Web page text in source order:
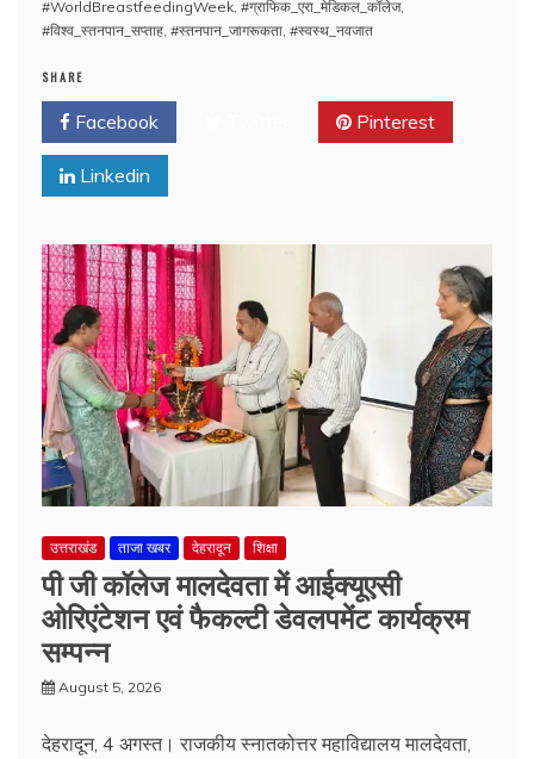
#WorldBreastfeedingWeek, #ग्राफिक_एरा_मेडिकल_कॉलेज,
#विश्व_स्तनपान_सप्ताह, #स्तनपान_जागरूकता, #स्वस्थ_नवजात
SHARE
Facebook Pinterest
Linkedin
उत्तराखंड ताजा खबर देहरादून शिक्षा
पी जी कॉलेज मालदेवता में आईक्यूएसी
ओरिएंटेशन एवं फैकल्टी डेवलपमेंट कार्यक्रम
सम्पन्न
August 5, 2026
देहरादून, 4 अगस्त। राजकीय स्नातकोत्तर महाविद्यालय मालदेवता,